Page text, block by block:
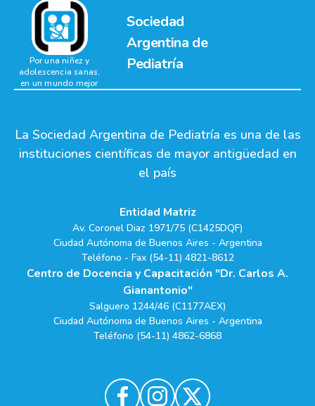
Sociedad
Argentina de
Pediatría
Por una niñez y
adolescencia sanas,
en un mundo mejor
La Sociedad Argentina de Pediatría es una de las
instituciones científicas de mayor antigüedad en
el país
Entidad Matriz
Av. Coronel Diaz 1971/75 (C1425DQF)
Ciudad Autónoma de Buenos Aires - Argentina
Teléfono - Fax (54-11) 4821-8612
Centro de Docencia y Capacitación "Dr. Carlos A.
Gianantonio"
Salguero 1244/46 (C1177AEX)
Ciudad Autónoma de Buenos Aires - Argentina
Teléfono (54-11) 4862-6868